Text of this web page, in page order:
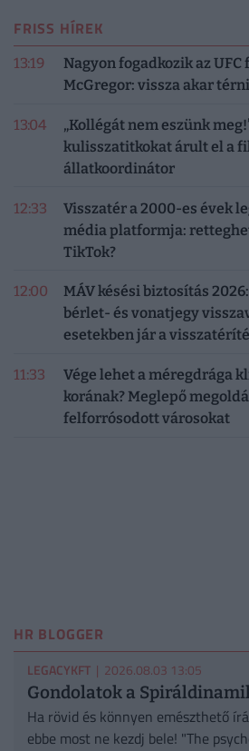
FRISS HÍREK
13:19
Nagyon fogadkozik az
McGregor: vissza akar
13:04
„Kollégát nem eszünk
kulisszatitkokat árult el a
állatkoordinátor
12:33
Visszatér a 2000-es évek
média platformja:
TikTok?
12:00
MÁV késési biztosítás
bérlet- és vonatjegy
esetekben jár a
11:33
Vége lehet a méregdrága
korának? Meglepő
felforrósodott városokat
HR BLOGGER
LEGACYKFT | 2026.08.03 13:05
Gondolatok a
Ha rövid és könnyen emészthető
ebbe most ne kezdj bele! "The